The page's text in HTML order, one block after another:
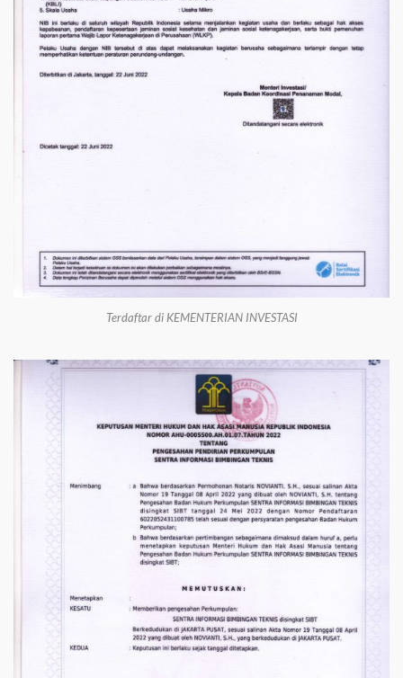
Terdaftar di KEMENTERIAN INVESTASI